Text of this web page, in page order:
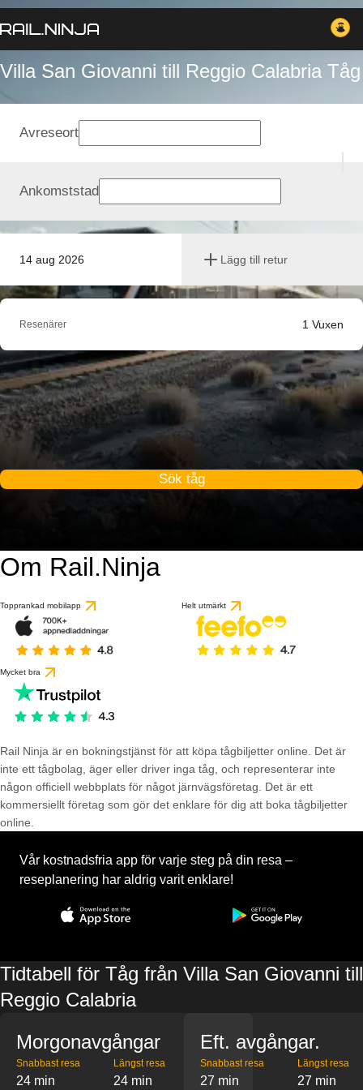
Villa San Giovanni till Reggio Calabria Tåg
14 aug 2026 Lägg till retur
Avreseort
Ankomststad
Resenärer 1 Vuxen
Sök tåg
Om Rail.Ninja
Topprankad mobilapp Helt utmärkt
Mycket bra
Rail Ninja är en bokningstjänst för att köpa tågbiljetter online. Det är
inte ett tågbolag, äger eller driver inga tåg, och representerar inte
någon officiell webbplats för något järnvägsföretag. Det är ett
kommersiellt företag som gör det enklare för dig att boka tågbiljetter
online.
Vår kostnadsfria app för varje steg på din resa –
reseplanering har aldrig varit enklare!
Tidtabell för Tåg från Villa San Giovanni till
Reggio Calabria
Morgonavgångar
Snabbast resa
24 min
Längst resa
24 min
Eft. avgångar.
Snabbast resa
27 min
Längst resa
27 min